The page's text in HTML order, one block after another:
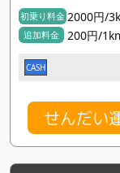
初乗り料金 2000円/
追加料金 200円/
CASH
せんだい